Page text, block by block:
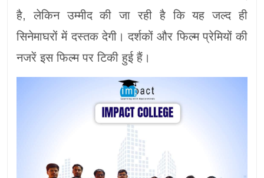
है, लेकिन उम्मीद की जा रही है कि यह जल्द ही
सिनेमाघरों में दस्तक देगी। दर्शकों और फिल्म प्रेमियों की
नजरें इस फिल्म पर टिकी हुई हैं।